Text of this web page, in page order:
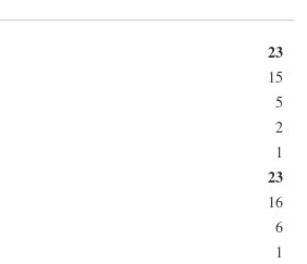
23
15
5
2
1
23
16
6
1